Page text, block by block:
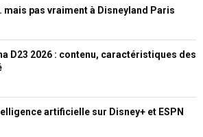
mais pas vraiment à Disneyland Paris
D23 2026 : contenu, caractéristiques des
artificielle sur Disney+ et ESPN